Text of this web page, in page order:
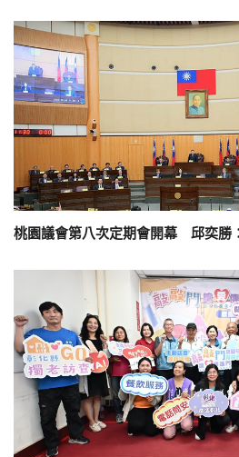
桃園議會第八次定期會開幕 邱奕勝